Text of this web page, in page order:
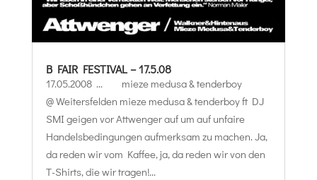
B FAIR FESTIVAL – 17.5.08
17.05.2008 ... mieze medusa & tenderboy
@ Weitersfelden mieze medusa & tenderboy ft DJ
SMI geigen vor Attwenger auf um auf unfaire
Handelsbedingungen aufmerksam zu machen. Ja,
da reden wir vom Kaffee, ja, da reden wir von den
T-Shirts, die wir tragen!...